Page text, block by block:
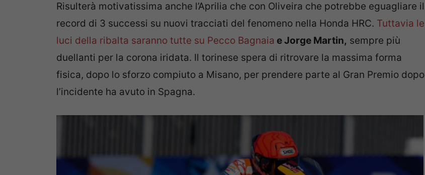
Risulterà motivatissima anche l’Aprilia che con Oliveira che potrebbe eguagliare il
record di 3 successi su nuovi tracciati del fenomeno nella Honda HRC. Tuttavia le
luci della ribalta saranno tutte su Pecco Bagnaia e Jorge Martin, sempre più
duellanti per la corona iridata. Il torinese spera di ritrovare la massima forma
fisica, dopo lo sforzo compiuto a Misano, per prendere parte al Gran Premio dopo
l’incidente ha avuto in Spagna.